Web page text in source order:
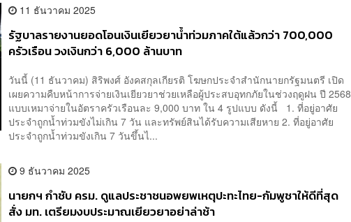
11 ธันวาคม 2025
รัฐบาลรายงานยอดโอนเงินเยียวยาน้ำท่วมภาคใต้แล้วกว่า 700,000
ครัวเรือน วงเงินกว่า 6,000 ล้านบาท
วันนี้ (11 ธันวาคม) สิริพงศ์ อังคสกุลเกียรติ โฆษกประจำสำนักนายกรัฐมนตรี เปิด
เผยความคืบหน้าการจ่ายเงินเยียวยาช่วยเหลือผู้ประสบอุทกภัยในช่วงฤดูฝน ปี 2568
แบบเหมาจ่ายในอัตราครัวเรือนละ 9,000 บาท ใน 4 รูปแบบ ดังนี้ 1. ที่อยู่อาศัย
ประจำถูกน้ำท่วมขังไม่เกิน 7 วัน และทรัพย์สินได้รับความเสียหาย 2. ที่อยู่อาศัย
ประจำถูกน้ำท่วมขังเกิน 7 วันขึ้นไ...
9 ธันวาคม 2025
นายกฯ กำชับ ครม. ดูแลประชาชนอพยพเหตุปะทะไทย-กัมพูชาให้ดีที่สุด
สั่ง มท. เตรียมงบประมาณเยียวยาอย่าล่าช้า